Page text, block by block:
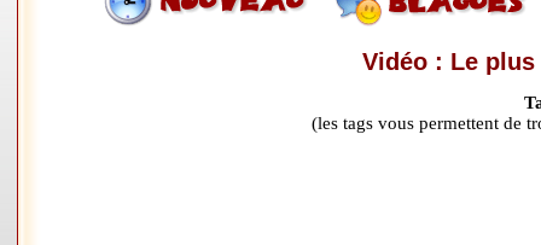
Vidéo : Le
(les tags vous permettent de